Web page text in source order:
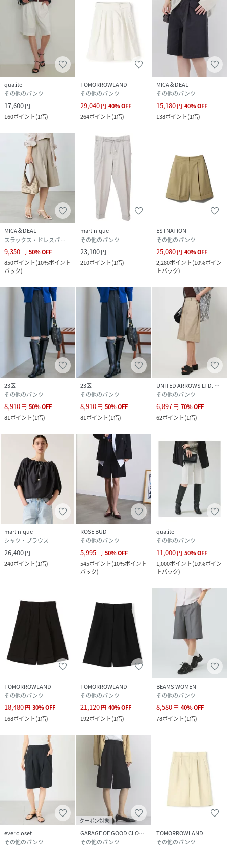
qualite
その他のパンツ
17,600円
160ポイント(1倍)
TOMORROWLAND
その他のパンツ
29,040円 40%OFF
264ポイント(1倍)
MICA＆DEAL
その他のパンツ
15,180円 40%OFF
138ポイント(1倍)
MICA＆DEAL
スラックス・ドレスパンツ
9,350円 50%OFF
850ポイント(10%ポイント
バック)
martinique
その他のパンツ
23,100円
210ポイント(1倍)
ESTNATION
その他のパンツ
25,080円 40%OFF
2,280ポイント(10%ポイン
トバック)
23区
その他のパンツ
8,910円 50%OFF
81ポイント(1倍)
23区
その他のパンツ
8,910円 50%OFF
81ポイント(1倍)
UNITED ARROWS LTD. OUTLET
その他のパンツ
6,897円 70%OFF
62ポイント(1倍)
martinique
シャツ・ブラウス
26,400円
240ポイント(1倍)
ROSE BUD
その他のパンツ
5,995円 50%OFF
545ポイント(10%ポイント
バック)
qualite
その他のパンツ
11,000円 50%OFF
1,000ポイント(10%ポイン
トバック)
TOMORROWLAND
その他のパンツ
18,480円 30%OFF
168ポイント(1倍)
TOMORROWLAND
その他のパンツ
21,120円 40%OFF
192ポイント(1倍)
BEAMS WOMEN
その他のパンツ
8,580円 40%OFF
78ポイント(1倍)
ever closet
その他のパンツ
クーポン対象
GARAGE OF GOOD CLOTHING
その他のパンツ
TOMORROWLAND
その他のパンツ